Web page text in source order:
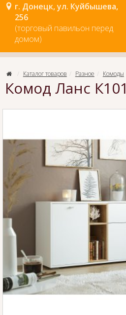
г. Донецк, ул. Куйбышева,
256
(торговый павильон перед
домом)
Каталог товаров Разное Комоды
Комод Ланс К101